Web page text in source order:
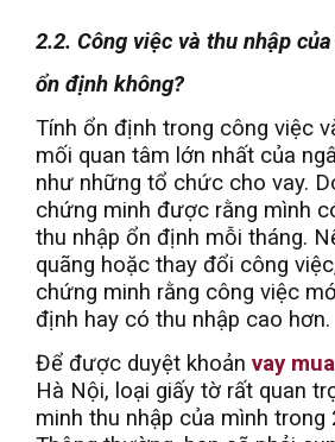
2.2. Công việc và thu nhập
ổn định không?
Tính ổn định trong công việc
mối quan tâm lớn nhất của
như những tổ chức cho vay.
chứng minh được rằng mình
thu nhập ổn định mỗi tháng.
quãng hoặc thay đổi công
chứng minh rằng công việc
định hay có thu nhập cao hơn.
Để được duyệt khoản vay
Hà Nội, loại giấy tờ rất quan
minh thu nhập của mình trong